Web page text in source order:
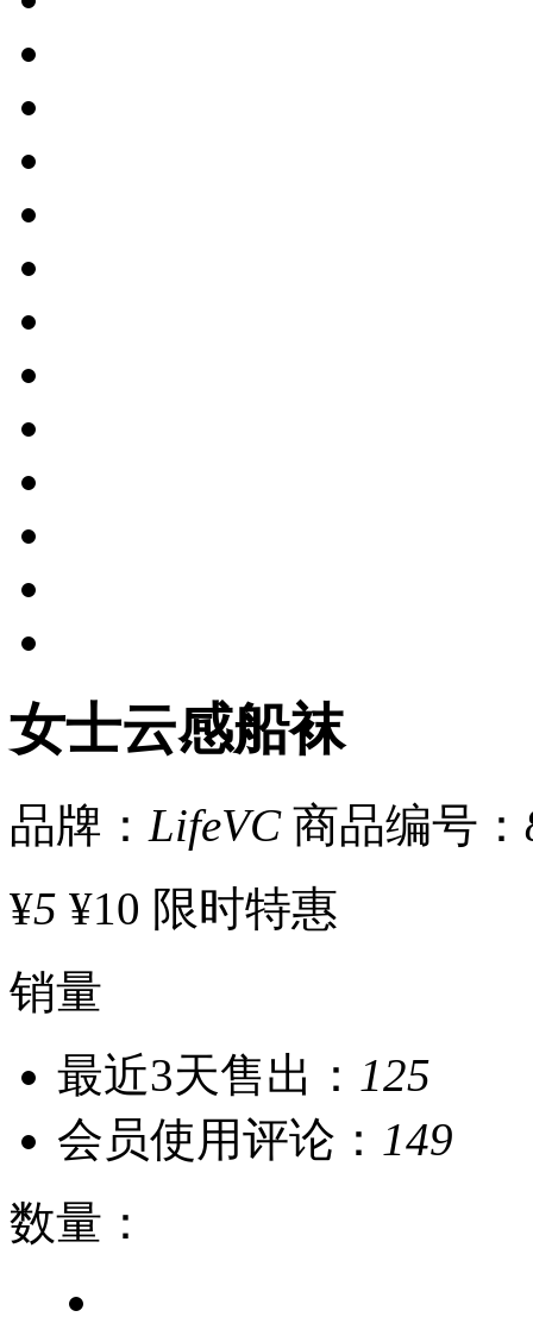
女士云感船袜
品牌： LifeVC 商品编号：
¥5 ¥10 限时特惠
销量
最近3天售出： 125
会员使用评论： 149
数量 ：